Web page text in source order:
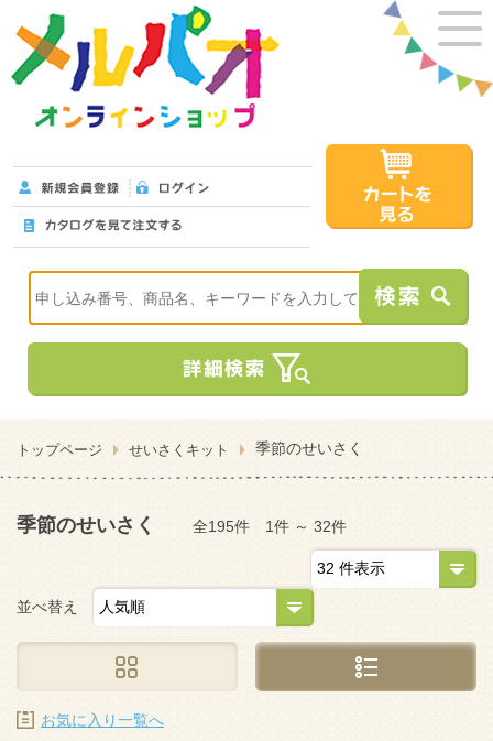
トップページ せいさくキット 季節のせいさく
季節のせいさく 全195件 1件 ～ 32件
並べ替え
お気に入り一覧へ